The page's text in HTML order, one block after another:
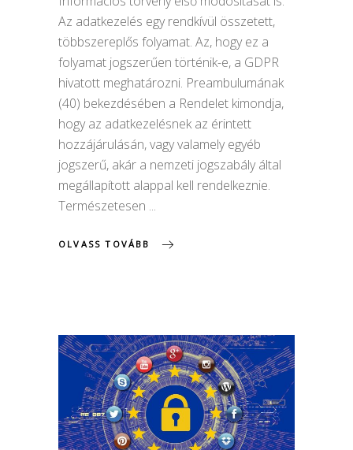
Az adatkezelés egy rendkívül összetett,
többszereplős folyamat. Az, hogy ez a
folyamat jogszerűen történik-e, a GDPR
hivatott meghatározni. Preambulumának
(40) bekezdésében a Rendelet kimondja,
hogy az adatkezelésnek az érintett
hozzájárulásán, vagy valamely egyéb
jogszerű, akár a nemzeti jogszabály által
megállapított alappal kell rendelkeznie.
Természetesen
OLVASS TOVÁBB